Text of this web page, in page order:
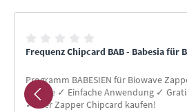
Frequenz Chipcard BAB - Babesia für
Programm BABESIEN für Biowave
für Alle ✓ Einfache Anwendung ✓
✓ Hier Zapper Chipcard kaufen!